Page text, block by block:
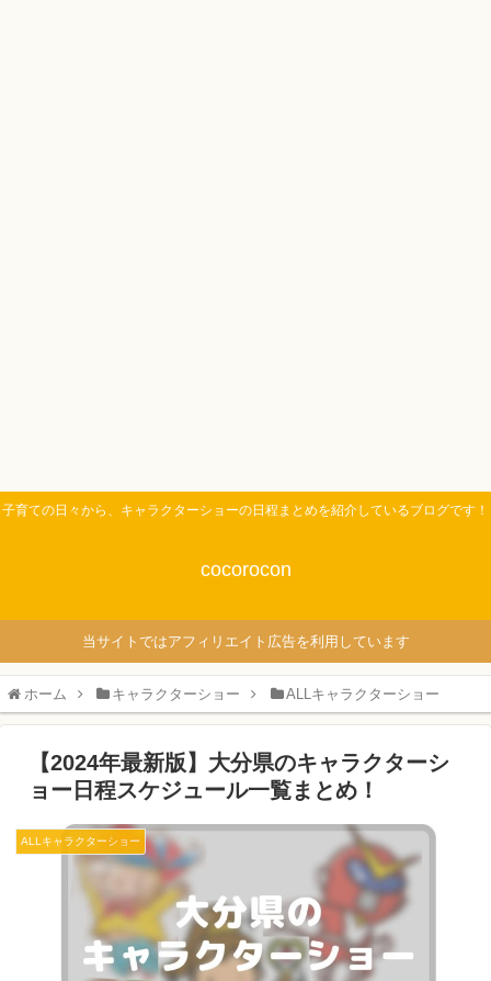
子育ての日々から、キャラクターショーの日程まとめを紹介しているブログです！
cocorocon
当サイトではアフィリエイト広告を利用しています
ホーム キャラクターショー ALLキャラクターショー
【2024年最新版】大分県のキャラクターシ
ョー日程スケジュール一覧まとめ！
ALLキャラクターショー